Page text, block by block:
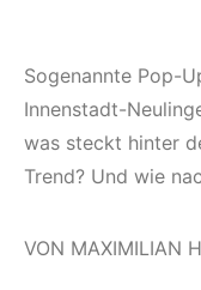
Sogenannte Pop-
Innenstadt-
was steckt hinter
Trend? Und wie
VON MAXIMILIAN